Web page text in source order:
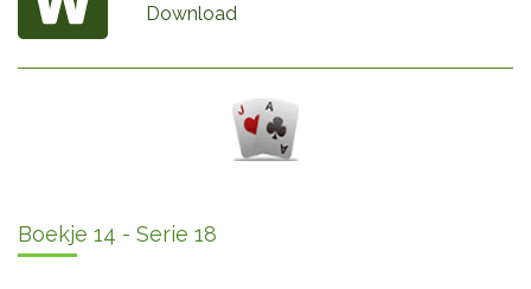
Download
Boekje 14 - Serie 18